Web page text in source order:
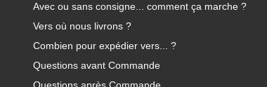
Avec ou sans consigne... comment ça marche ?
Vers où nous livrons ?
Combien pour expédier vers... ?
Questions avant Commande